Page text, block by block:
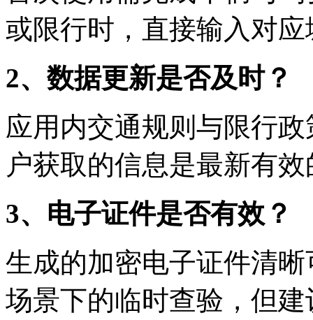
或限行时，直接输入对
2、数据更新是否及时？
应用内交通规则与限行
户获取的信息是最新有效
3、电子证件是否有效？
生成的加密电子证件清
场景下的临时查验，但